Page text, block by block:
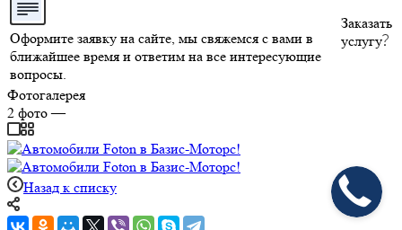
Оформите заявку на сайте, мы свяжемся с вами в
ближайшее время и ответим на все интересующие
вопросы.
Заказать
услугу
Фотогалерея
2 фото—
Назад к списку